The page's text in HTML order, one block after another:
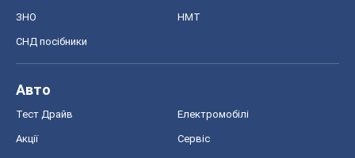
ЗНО НМТ
СНД посібники
Авто
Тест Драйв Електромобілі
Акції Сервіс